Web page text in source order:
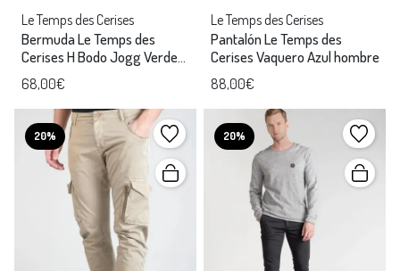
Le Temps des Cerises
Bermuda Le Temps des
Cerises H Bodo Jogg Verde
hombre
68,00€
Le Temps des Cerises
Pantalón Le Temps des
Cerises Vaquero Azul hombre
88,00€
20% 20%